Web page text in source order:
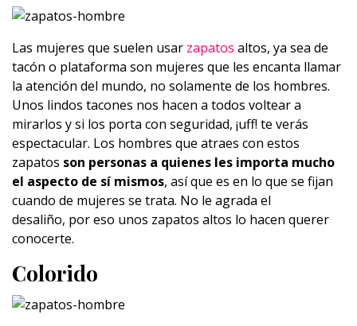
Las mujeres que suelen usar zapatos altos, ya sea de
tacón o plataforma son mujeres que les encanta llamar
la atención del mundo, no solamente de los hombres.
Unos lindos tacones nos hacen a todos voltear a
mirarlos y si los porta con seguridad, ¡uff! te verás
espectacular. Los hombres que atraes con estos
zapatos son personas a quienes les importa mucho
el aspecto de sí mismos, así que es en lo que se fijan
cuando de mujeres se trata. No le agrada el
desaliño, por eso unos zapatos altos lo hacen querer
conocerte.
Colorido